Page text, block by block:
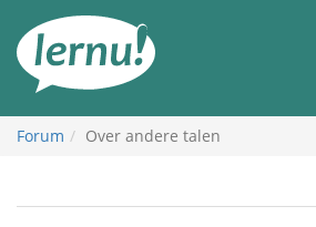
inhoud
Forum Over andere talen